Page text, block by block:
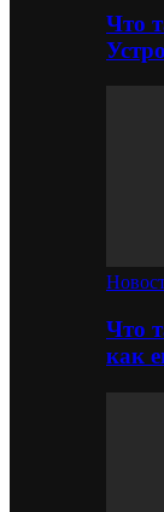
Что
Что
как